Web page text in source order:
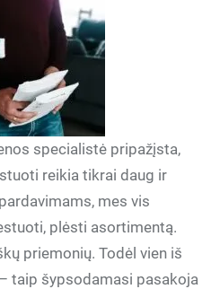
specialistė pripažįsta,
reikia tikrai daug ir
mes vis
plėsti asortimentą.
priemonių. Todėl vien iš
taip šypsodamasi pasakoja